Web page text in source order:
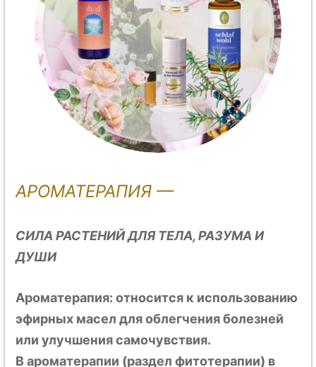
АРОМАТЕРАПИЯ —
СИЛА РАСТЕНИЙ ДЛЯ ТЕЛА, РАЗУМА И
ДУШИ
Ароматерапия: относится к использованию
эфирных масел для облегчения болезней
или улучшения самочувствия.
В ароматерапии (раздел фитотерапии) в